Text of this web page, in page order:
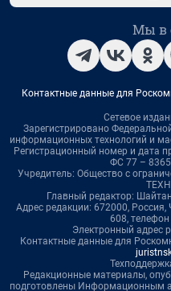
Мы в
Контактные данные для
Сетевое
Зарегистрировано
информационных технологий и
Регистрационный номер и дата
ФС 77 –
Учредитель: Общество с
Главный редактор:
Адрес редакции: 672000,
608,
Электронный адрес
Контактные данные для
Редакционные материалы,
подготовлены Информационным